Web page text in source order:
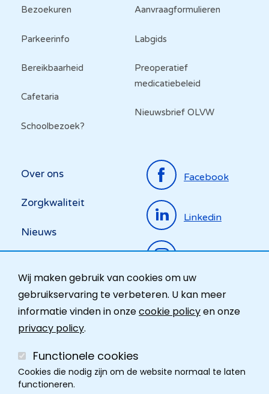
Wij maken gebruik van cookies om uw
gebruikservaring te verbeteren. U kan meer
informatie vinden in onzecookie policyen onze
privacy policy.
Functionele cookies
Cookies die nodig zijn om de website normaal te laten
functioneren.
Bezoekuren
Parkeerinfo
Bereikbaarheid
Cafetaria
Schoolbezoek?
Aanvraagformulieren
Labgids
Preoperatief
medicatiebeleid
Nieuwsbrief OLVW
Top
menu
Over ons
Zorgkwaliteit
Nieuws
Ombudsdienst
Facebook
Linkedin
Instagram